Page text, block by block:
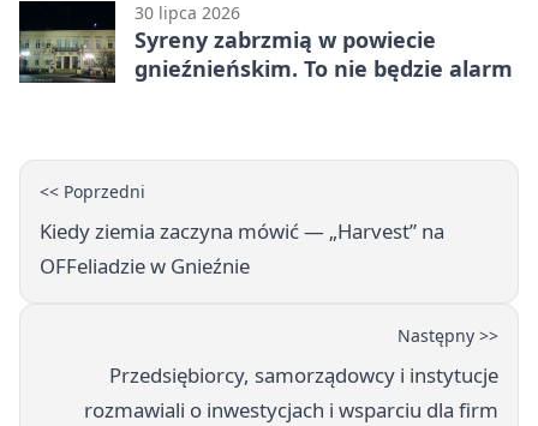
30 lipca 2026
Syreny zabrzmią w powiecie
gnieźnieńskim. To nie będzie alarm
<< Poprzedni
Kiedy ziemia zaczyna mówić — „Harvest” na
OFFeliadzie w Gnieźnie
Następny >>
Przedsiębiorcy, samorządowcy i instytucje
rozmawiali o inwestycjach i wsparciu dla firm